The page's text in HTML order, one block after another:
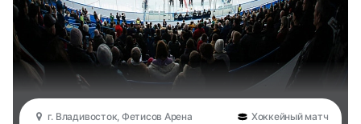
г. Владивосток, Фетисов Арена Хоккейный матч